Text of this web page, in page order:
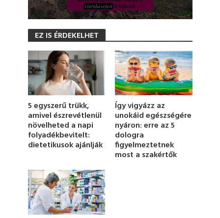
s
n
d
s
o
f
m
i
n
u
t
e
4
s
e
c
o
n
EZ IS ÉRDEKELHET
5 egyszerű trükk,
amivel észrevétlenül
növelheted a napi
folyadékbevitelt:
dietetikusok ajánlják
Így vigyázz az
unokáid egészségére
nyáron: erre az 5
dologra
figyelmeztetnek
most a szakértők